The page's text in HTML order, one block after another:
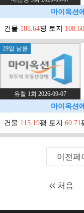
마이옥션
건물 188.64평 토지 108.60
29일 남음
유찰 1회 2026-09-07
마이옥션
건물 115.19평 토지 60.71
이전페
처음